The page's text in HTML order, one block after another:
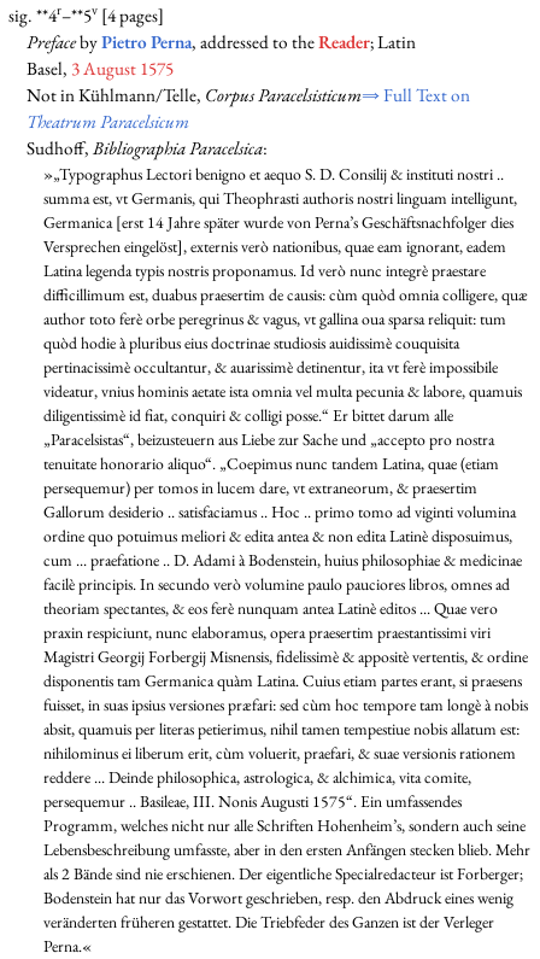
sig. **4r–**5v[4 pages]
PrefacebyPietro Perna, addressed to theReader; Latin
Basel, 3 August 1575
Not in Kühlmann/Telle, Corpus Paracelsisticum⇒ Full Text on
Theatrum Paracelsicum
Sudhoff,Bibliographia Paracelsica:
»„Typographus Lectori benigno et aequo S. D. Consilij & instituti nostri ..
summa est, vt Germanis, qui Theophrasti authoris nostri linguam intelligunt,
Germanica [erst 14 Jahre später wurde von Perna’s Geschäftsnachfolger dies
Versprechen eingelöst], externis verò nationibus, quae eam ignorant, eadem
Latina legenda typis nostris proponamus. Id verò nunc integrè praestare
difficillimum est, duabus praesertim de causis: cùm quòd omnia colligere, quæ
author toto ferè orbe peregrinus & vagus, vt gallina oua sparsa reliquit: tum
quòd hodie à pluribus eius doctrinae studiosis auidissimè couquisita
pertinacissimè occultantur, & auarissimè detinentur, ita vt ferè impossibile
videatur, vnius hominis aetate ista omnia vel multa pecunia & labore, quamuis
diligentissimè id fiat, conquiri & colligi posse.“ Er bittet darum alle
„Paracelsistas“, beizusteuern aus Liebe zur Sache und „accepto pro nostra
tenuitate honorario aliquo“. „Coepimus nunc tandem Latina, quae (etiam
persequemur) per tomos in lucem dare, vt extraneorum, & praesertim
Gallorum desiderio .. satisfaciamus .. Hoc .. primo tomo ad viginti volumina
ordine quo potuimus meliori & edita antea & non edita Latinè disposuimus,
cum ... praefatione .. D. Adami à Bodenstein, huius philosophiae & medicinae
facilè principis. In secundo verò volumine paulo pauciores libros, omnes ad
theoriam spectantes, & eos ferè nunquam antea Latinè editos ... Quae vero
praxin respiciunt, nunc elaboramus, opera praesertim praestantissimi viri
Magistri Georgij Forbergij Misnensis, fidelissimè & appositè vertentis, & ordine
disponentis tam Germanica quàm Latina. Cuius etiam partes erant, si praesens
fuisset, in suas ipsius versiones præfari: sed cùm hoc tempore tam longè à nobis
absit, quamuis per literas petierimus, nihil tamen tempestiue nobis allatum est:
nihilominus ei liberum erit, cùm voluerit, praefari, & suae versionis rationem
reddere ... Deinde philosophica, astrologica, & alchimica, vita comite,
persequemur .. Basileae, III. Nonis Augusti 1575“. Ein umfassendes
Programm, welches nicht nur alle Schriften Hohenheim’s, sondern auch seine
Lebensbeschreibung umfasste, aber in den ersten Anfängen stecken blieb. Mehr
als 2 Bände sind nie erschienen. Der eigentliche Specialredacteur ist Forberger;
Bodenstein hat nur das Vorwort geschrieben, resp. den Abdruck eines wenig
veränderten früheren gestattet. Die Triebfeder des Ganzen ist der Verleger
Perna.«